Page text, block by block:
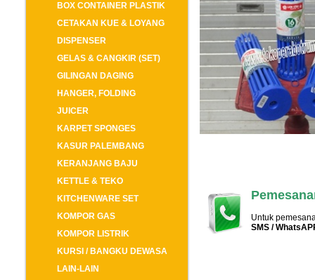
BOX CONTAINER PLASTIK
CETAKAN KUE & LOYANG
DISPENSER
GELAS & CANGKIR (SET)
GILINGAN DAGING
HANGER, FOLDING
JUICER
KARPET SPONGES
KASUR PALEMBANG
KERANJANG BAJU
KETTLE & TEKO
KITCHENWARE SET
KOMPOR GAS
KOMPOR LISTRIK
KURSI / BANGKU DEWASA
LAIN-LAIN
Untuk
SMS /